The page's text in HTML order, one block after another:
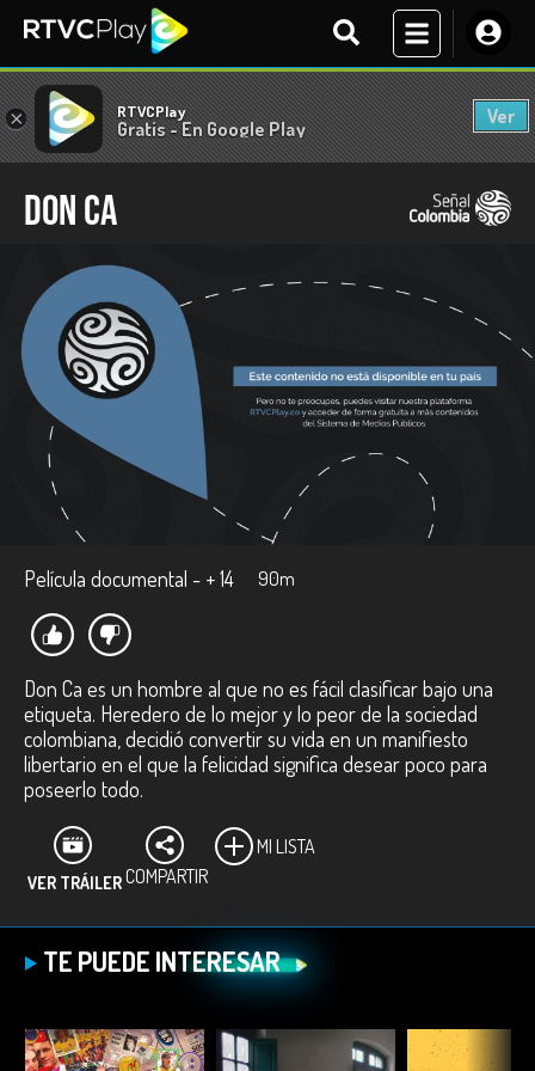
× RTVCPlay
Gratis - En Google Play
Ver
Don Ca
Película documental - + 14 90m
Don Ca es un hombre al que no es fácil clasificar bajo una
etiqueta. Heredero de lo mejor y lo peor de la sociedad
colombiana, decidió convertir su vida en un manifiesto
libertario en el que la felicidad significa desear poco para
poseerlo todo.
VER TRÁILERCOMPARTIR
MI LISTA
TE PUEDE INTERESAR